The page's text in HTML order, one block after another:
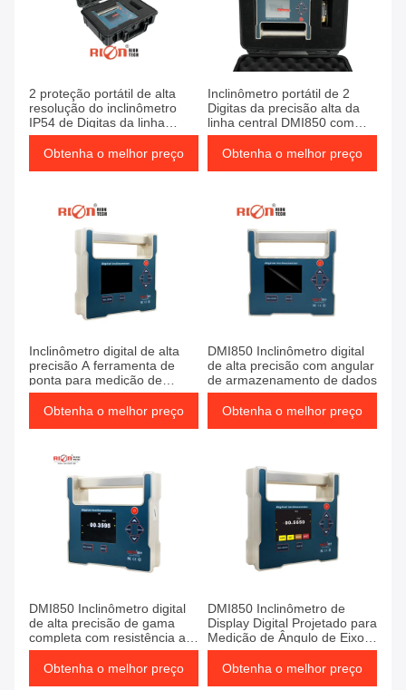
2 proteção portátil de alta
resolução do inclinômetro
IP54 de Digitas da linha
central 0.0005°
Obtenha o melhor preço
Inclinômetro portátil de 2
Digitas da precisão alta da
linha central DMI850 com
visão noturna
Obtenha o melhor preço
Inclinômetro digital de alta
precisão A ferramenta de
ponta para medição de
ângulo
Obtenha o melhor preço
DMI850 Inclinômetro digital
de alta precisão com angular
de armazenamento de dados
Obtenha o melhor preço
DMI850 Inclinômetro digital
de alta precisão de gama
completa com resistência a
choques
Obtenha o melhor preço
DMI850 Inclinômetro de
Display Digital Projetado para
Medição de Ângulo de Eixo
Único Usando Tecnologia de
Trança de Pendulo de
Quartzo e Eletrônica Digital
Obtenha o melhor preço